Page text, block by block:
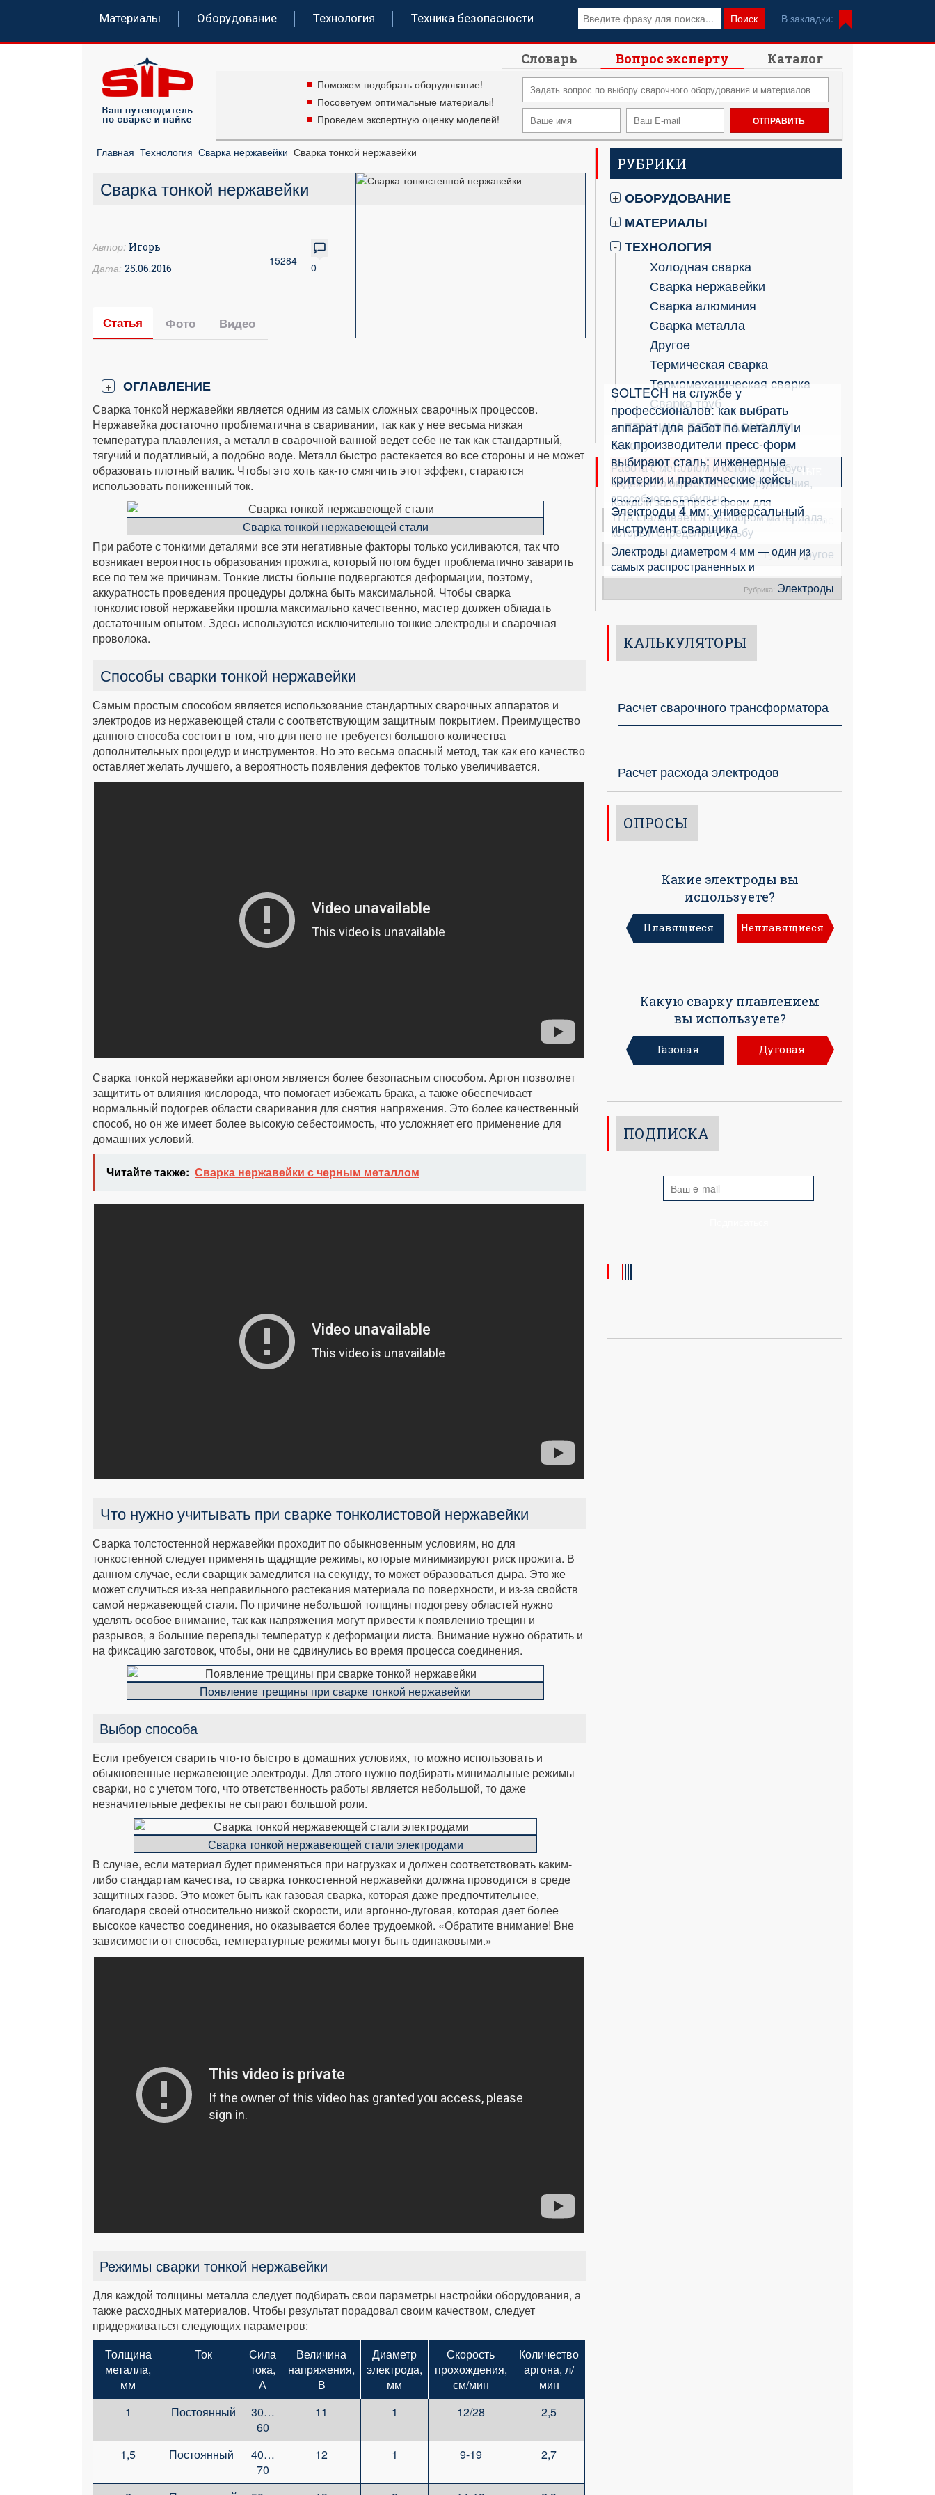
Материалы Оборудование Технология Техника безопасности Поиск В закладки:
Словарь Вопрос эксперту Каталог
Поможем подобрать оборудование!
Посоветуем оптимальные материалы!
Проведем экспертную оценку моделей!
Главная Технология Сварка нержавейки Сварка тонкой нержавейки
Сварка тонкой нержавейки
Автор: Игорь
Дата: 25.06.2016
15284 0
Статья Фото Видео
+ ОГЛАВЛЕНИЕ
Сварка тонкой нержавейки является одним из самых сложных сварочных процессов.
Нержавейка достаточно проблематична в сваривании, так как у нее весьма низкая
температура плавления, а металл в сварочной ванной ведет себе не так как стандартный,
тягучий и податливый, а подобно воде. Металл быстро растекается во все стороны и не может
образовать плотный валик. Чтобы это хоть как-то смягчить этот эффект, стараются
использовать пониженный ток.
Сварка тонкой нержавеющей стали
При работе с тонкими деталями все эти негативные факторы только усиливаются, так что
возникает вероятность образования прожига, который потом будет проблематично заварить
все по тем же причинам. Тонкие листы больше подвергаются деформации, поэтому,
аккуратность проведения процедуры должна быть максимальной. Чтобы сварка
тонколистовой нержавейки прошла максимально качественно, мастер должен обладать
достаточным опытом. Здесь используются исключительно тонкие электроды и сварочная
проволока.
Способы сварки тонкой нержавейки
Самым простым способом является использование стандартных сварочных аппаратов и
электродов из нержавеющей стали с соответствующим защитным покрытием. Преимущество
данного способа состоит в том, что для него не требуется большого количества
дополнительных процедур и инструментов. Но это весьма опасный метод, так как его качество
оставляет желать лучшего, а вероятность появления дефектов только увеличивается.
Сварка тонкой нержавейки аргоном является более безопасным способом. Аргон позволяет
защитить от влияния кислорода, что помогает избежать брака, а также обеспечивает
нормальный подогрев области сваривания для снятия напряжения. Это более качественный
способ, но он же имеет более высокую себестоимость, что усложняет его применение для
домашних условий.
Читайте также: Сварка нержавейки с черным металлом
Что нужно учитывать при сварке тонколистовой нержавейки
Сварка толстостенной нержавейки проходит по обыкновенным условиям, но для
тонкостенной следует применять щадящие режимы, которые минимизируют риск прожига. В
данном случае, если сварщик замедлится на секунду, то может образоваться дыра. Это же
может случиться из-за неправильного растекания материала по поверхности, и из-за свойств
самой нержавеющей стали. По причине небольшой толщины подогреву областей нужно
уделять особое внимание, так как напряжения могут привести к появлению трещин и
разрывов, а большие перепады температур к деформации листа. Внимание нужно обратить и
на фиксацию заготовок, чтобы, они не сдвинулись во время процесса соединения.
Появление трещины при сварке тонкой нержавейки
Выбор способа
Если требуется сварить что-то быстро в домашних условиях, то можно использовать и
обыкновенные нержавеющие электроды. Для этого нужно подбирать минимальные режимы
сварки, но с учетом того, что ответственность работы является небольшой, то даже
незначительные дефекты не сыграют большой роли.
Сварка тонкой нержавеющей стали электродами
В случае, если материал будет применяться при нагрузках и должен соответствовать каким-
либо стандартам качества, то сварка тонкостенной нержавейки должна проводится в среде
защитных газов. Это может быть как газовая сварка, которая даже предпочтительнее,
благодаря своей относительно низкой скорости, или аргонно-дуговая, которая дает более
высокое качество соединения, но оказывается более трудоемкой. «Обратите внимание! Вне
зависимости от способа, температурные режимы могут быть одинаковыми.»
Режимы сварки тонкой нержавейки
Для каждой толщины металла следует подбирать свои параметры настройки оборудования, а
также расходных материалов. Чтобы результат порадовал своим качеством, следует
придерживаться следующих параметров:
Толщина
металла,
мм
Ток
Сила
тока,
А
Величина
напряжения,
В
Диаметр
электрода,
мм
Скорость
прохождения,
см/мин
Количество
аргона, л/
мин
1
Постоянный
30…
60
11 1 12/28 2,5
1,5 Постоянный
40…
70
12 1 9-19 2,7
РУБРИКИ
+ ОБОРУДОВАНИЕ
+ МАТЕРИАЛЫ
- ТЕХНОЛОГИЯ
Холодная сварка
Сварка нержавейки
Сварка алюминия
Сварка металла
Другое
Термическая сварка
Термомеханическая сварка
Сварка труб
ТЕХНИКА БЕЗОПАСНОСТИ
НОВЫЕ ПОПУЛЯРНЫЕ
SOLTECH на службе у
профессионалов: как выбрать
аппарат для работ по металлу и
бетону
Работа с металлом и бетоном требует
надёжного окрасочного оборудования,
способного стабильно
Рубрика:Разное
Как производители пресс-форм
выбирают сталь: инженерные
критерии и практические кейсы
Каждый завод пресс-форм для
ТПА сталкивается с выбором материала,
который определяет судьбу
Рубрика:Другое
Электроды 4 мм: универсальный
инструмент сварщика
Электроды диаметром 4 мм — один из
самых распространенных и
Рубрика: Электроды
КАЛЬКУЛЯТОРЫ
Расчет сварочного трансформатора
Расчет расхода электродов
ОПРОСЫ
Какие электроды вы
используете?
Плавящиеся Неплавящиеся
Какую сварку плавлением
вы используете?
Газовая Дуговая
ПОДПИСКА